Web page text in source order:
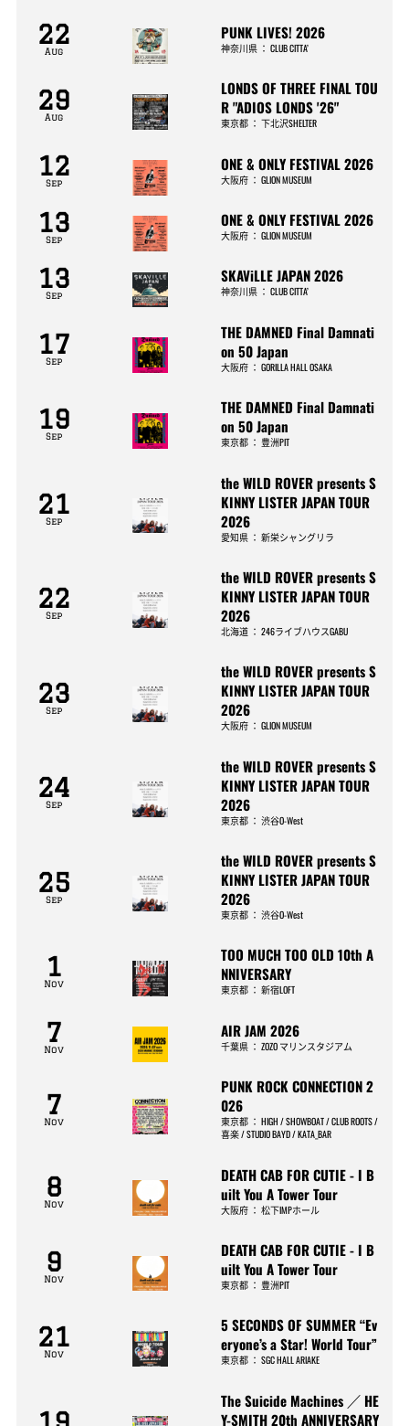
22
Aug
PUNK LIVES! 2026
神奈川県 ：CLUB CITTA’
29
Aug
LONDS OF THREE FINAL TOU
R "ADIOS LONDS '26"
東京都 ：下北沢SHELTER
12
Sep
ONE & ONLY FESTIVAL 2026
大阪府 ：GLION MUSEUM
13
Sep
ONE & ONLY FESTIVAL 2026
大阪府 ：GLION MUSEUM
13
Sep
SKAViLLE JAPAN 2026
神奈川県 ：CLUB CITTA’
17
Sep
THE DAMNED Final Damnati
on 50 Japan
大阪府 ：GORILLA HALL OSAKA
19
Sep
THE DAMNED Final Damnati
on 50 Japan
東京都 ：豊洲PIT
21
Sep
the WILD ROVER presents S
KINNY LISTER JAPAN TOUR
2026
愛知県 ：新栄シャングリラ
22
Sep
the WILD ROVER presents S
KINNY LISTER JAPAN TOUR
2026
北海道 ：246ライブハウスGABU
23
Sep
the WILD ROVER presents S
KINNY LISTER JAPAN TOUR
2026
大阪府 ：GLION MUSEUM
24
Sep
the WILD ROVER presents S
KINNY LISTER JAPAN TOUR
2026
東京都 ：渋谷O-West
25
Sep
the WILD ROVER presents S
KINNY LISTER JAPAN TOUR
2026
東京都 ：渋谷O-West
1
Nov
TOO MUCH TOO OLD 10th A
NNIVERSARY
東京都 ：新宿LOFT
7
Nov
AIR JAM 2026
千葉県 ：ZOZO マリンスタジアム
7
Nov
PUNK ROCK CONNECTION 2
026
東京都 ：HIGH / SHOWBOAT / CLUB ROOTS /
喜楽 / STUDIO BAYD / KATA_BAR
8
Nov
DEATH CAB FOR CUTIE - I B
uilt You A Tower Tour
大阪府 ：松下IMPホール
9
Nov
DEATH CAB FOR CUTIE - I B
uilt You A Tower Tour
東京都 ：豊洲PIT
21
Nov
5 SECONDS OF SUMMER “Ev
eryone’s a Star! World Tour”
東京都 ：SGC HALL ARIAKE
The Suicide Machines ／ HE
Y-SMITH 20th ANNIVERSARY